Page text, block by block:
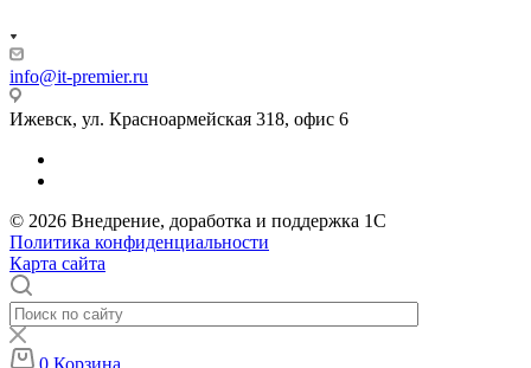
info@it-premier.ru
Ижевск, ул. Красноармейская 318, офис 6
© 2026 Внедрение, доработка и поддержка 1С
Политика конфиденциальности
Карта сайта
0 Корзина